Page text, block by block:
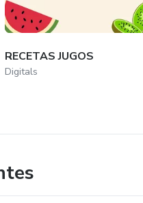
RECETAS JUGOS
Digitals